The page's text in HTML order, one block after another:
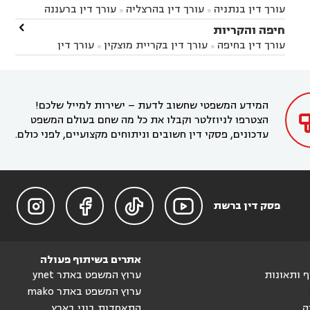
זיקים
עורך דין בנתיבות עורך דין בקרית מלאכי עורך דין בנתניה  עורך דין בהרצליה  עורך דין ברעננה
עורך דין בחדרה עורך דין בכפר סבא
עורך דין בהוד
השרון
עורך דין באבן יהודה
עורך דין בחריש  עורך דין בקיסריה  עורך דין בקדימה
חיפה והקריות
עורך דין בחיפה  עורך דין בקריית מוצקין 
עורך דין
בקרית מוצקין
עורך דין בקריית אתא
עורך דין

המידע המשפטי שחשוב לדעת – ישירות למייל שלכם!
הצטרפו לניוזלטר וקבלו את כל מה שחם בעולם המשפט
עדכונים, פסקי דין חשובים וניתוחים מקצועיים, לפני כולם.
פסק דין ברשת 



ותאונות
אתרים בשיתוף פעולה
ערוץ המשפט באתר ynet
ערוץ המשפט באתר mako